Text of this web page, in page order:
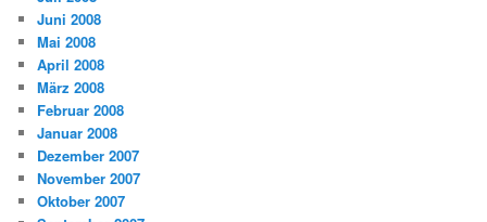
Juni 2008
Mai 2008
April 2008
März 2008
Februar 2008
Januar 2008
Dezember 2007
November 2007
Oktober 2007